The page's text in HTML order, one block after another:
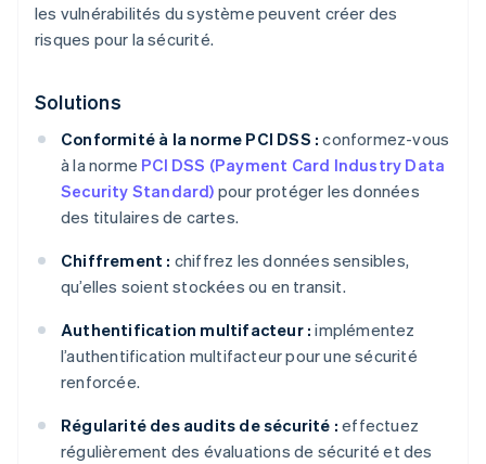
les vulnérabilités du système peuvent créer des
risques pour la sécurité.
Solutions
Conformité à la norme PCI DSS : conformez-vous
à la norme PCI DSS (Payment Card Industry Data
Security Standard) pour protéger les données
des titulaires de cartes.
Chiffrement : chiffrez les données sensibles,
qu’elles soient stockées ou en transit.
Authentification multifacteur : implémentez
l’authentification multifacteur pour une sécurité
renforcée.
Régularité des audits de sécurité : effectuez
régulièrement des évaluations de sécurité et des